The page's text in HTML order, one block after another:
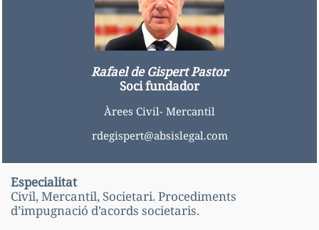
Rafael de Gispert Pastor
Soci fundador
Àrees Civil- Mercantil
rdegispert@absislegal.com
Especialitat
Civil, Mercantil, Societari. Procediments
d’impugnació d’acords societaris.